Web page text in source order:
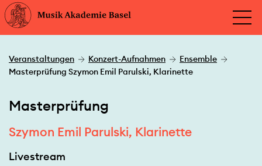
Veranstaltungen Konzert-Aufnahmen
Ensemble
Masterprüfung Szymon Emil Parulski, Klarinette
Masterprüfung
Szymon Emil Parulski, Klarinette
Livestream